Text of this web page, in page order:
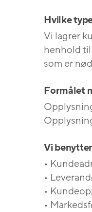
Hvilke
Vi lagrer
henhold
som er
Formålet
Vi
•
•
•
•